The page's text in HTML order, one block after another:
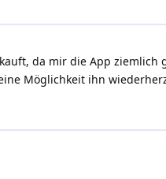
da mir die App
Möglichkeit ihn